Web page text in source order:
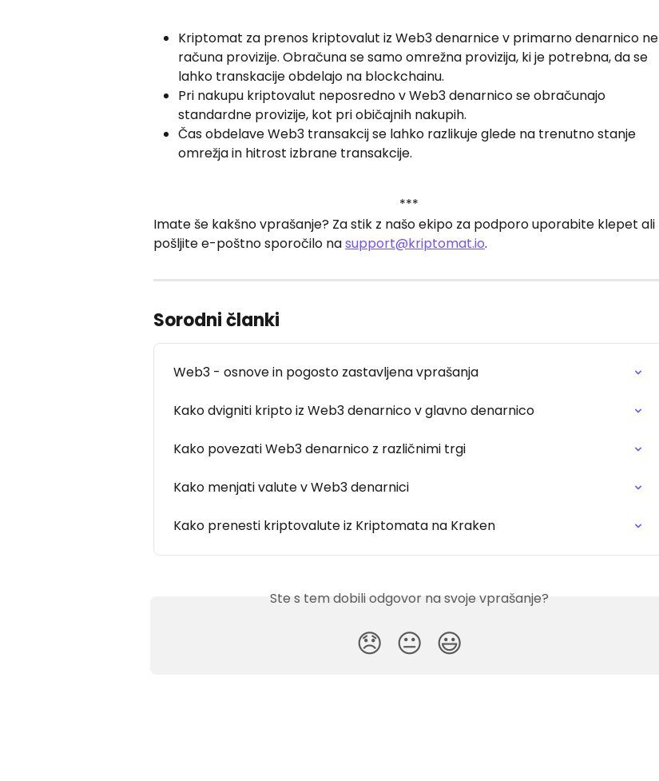
Kriptomat za prenos kriptovalut iz Web3 denarnice v primarno denarnico ne
računa provizije. Obračuna se samo omrežna provizija, ki je potrebna, da se
lahko transkacije obdelajo na blockchainu.
Pri nakupu kriptovalut neposredno v Web3 denarnico se obračunajo
standardne provizije, kot pri običajnih nakupih.
Čas obdelave Web3 transakcij se lahko razlikuje glede na trenutno stanje
omrežja in hitrost izbrane transakcije.
***
Imate še kakšno vprašanje? Za stik z našo ekipo za podporo uporabite klepet ali
pošljite e-poštno sporočilo na support@kriptomat.io.
Sorodni članki
Web3 - osnove in pogosto zastavljena vprašanja
Kako dvigniti kripto iz Web3 denarnico v glavno denarnico
Kako povezati Web3 denarnico z različnimi trgi
Kako menjati valute v Web3 denarnici
Kako prenesti kriptovalute iz Kriptomata na Kraken
Ste s tem dobili odgovor na svoje vprašanje?
😞 😐 😃